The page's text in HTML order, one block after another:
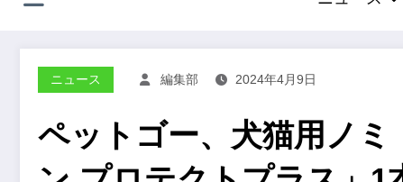
ニュース 編集部 2024年4月9日
ペットゴー、犬猫用ノ